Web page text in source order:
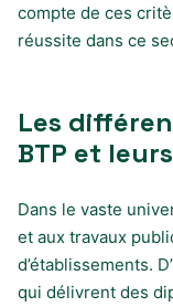
compte de ces
réussite dans ce
Les
BTP et
Dans le vaste
et aux travaux
d’établissements.
qui délivrent des